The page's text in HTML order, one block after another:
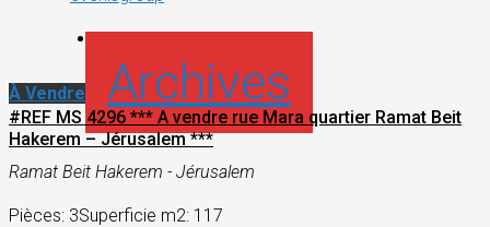
À Vendre Archives
#REF MS 4296 *** A vendre rue Mara quartier Ramat Beit
Hakerem – Jérusalem ***
Ramat Beit Hakerem - Jérusalem
Pièces: 3Superficie m2: 117